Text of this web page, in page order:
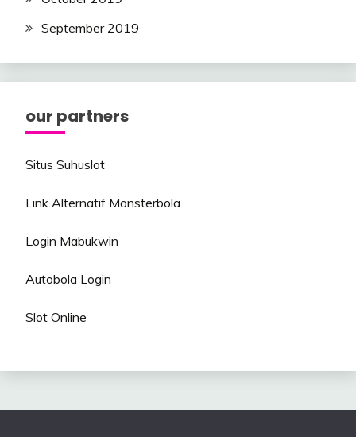
September 2019
our partners
Situs Suhuslot
Link Alternatif Monsterbola
Login Mabukwin
Autobola Login
Slot Online